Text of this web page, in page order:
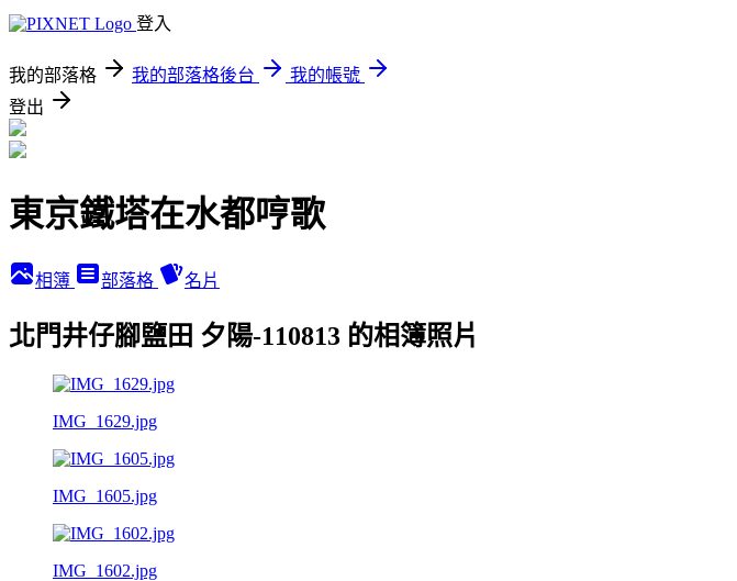
登入
我的部落格 我的部落格後台
我的帳號
登出
東京鐵塔在水都哼歌
相簿 部落格 名片
北門井仔腳鹽田 夕陽-110813 的相簿照片
IMG_1629.jpg
IMG_1605.jpg
IMG_1602.jpg